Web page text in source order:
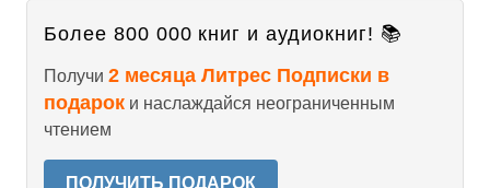
Более 800 000 книг и аудиокниг! 📚
Получи 2 месяца Литрес Подписки в
подарок и наслаждайся неограниченным
чтением
ПОЛУЧИТЬ ПОДАРОК